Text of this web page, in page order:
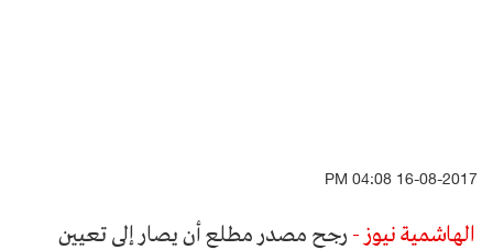
16-08-2017 04:08 PM
الهاشمية نيوز - رجح مصدر مطلع أن يصار إلى تعيين